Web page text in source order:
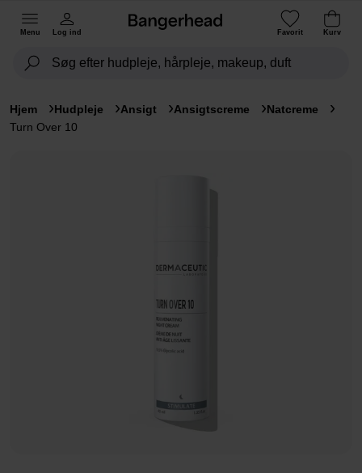
Menu Log ind Favorit Kurv
Hjem Hudpleje Ansigt Ansigtscreme
Natcreme
Turn Over 10